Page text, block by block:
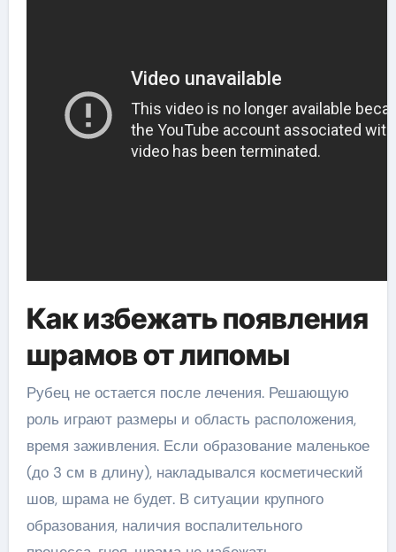
Как избежать появления
шрамов от липомы
Рубец не остается после лечения. Решающую
роль играют размеры и область расположения,
время заживления. Если образование маленькое
(до 3 см в длину), накладывался косметический
шов, шрама не будет. В ситуации крупного
образования, наличия воспалительного